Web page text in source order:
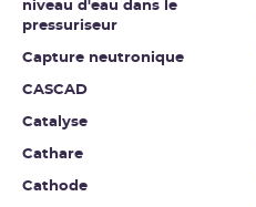
niveau d'eau dans le
pressuriseur
Capture neutronique
CASCAD
Catalyse
Cathare
Cathode